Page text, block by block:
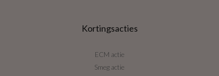
Kortingsacties
ECM actie
Smeg actie